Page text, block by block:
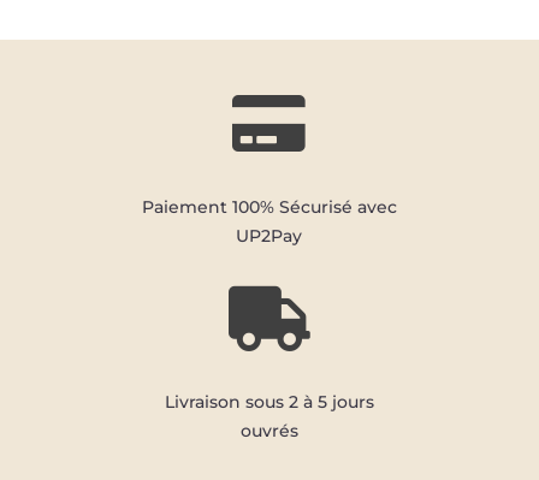

Paiement 100% Sécurisé avec
UP2Pay

Livraison sous 2 à 5 jours
ouvrés